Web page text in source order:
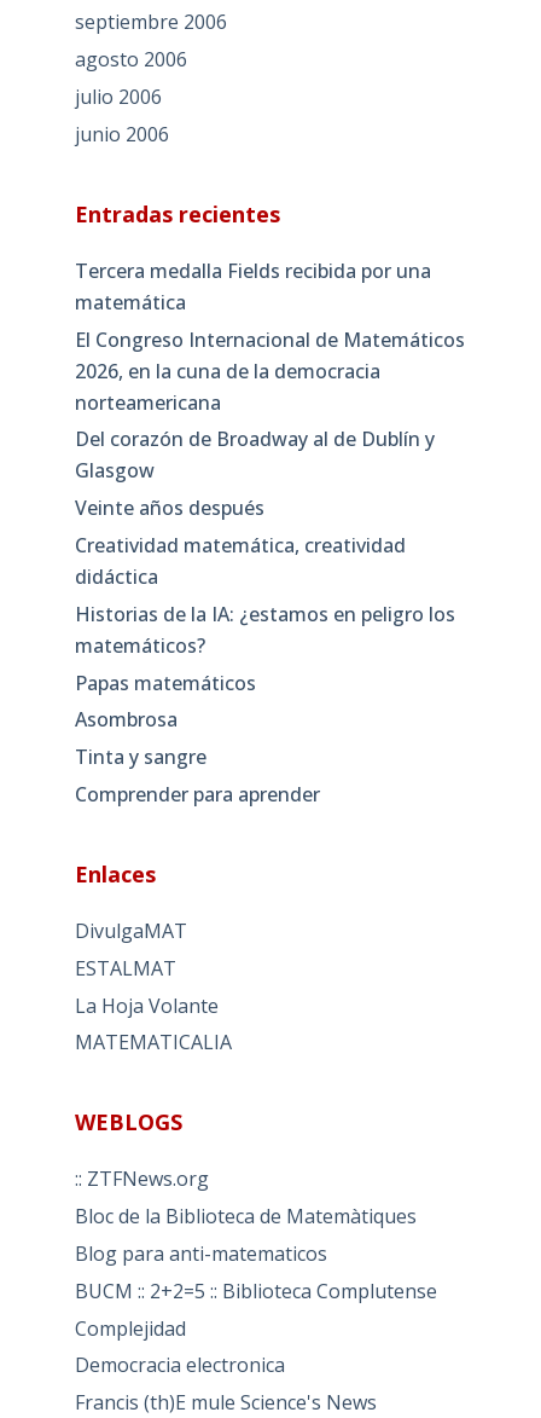
septiembre 2006
agosto 2006
julio 2006
junio 2006
Entradas recientes
Tercera medalla Fields recibida por una
matemática
El Congreso Internacional de Matemáticos
2026, en la cuna de la democracia
norteamericana
Del corazón de Broadway al de Dublín y
Glasgow
Veinte años después
Creatividad matemática, creatividad
didáctica
Historias de la IA: ¿estamos en peligro los
matemáticos?
Papas matemáticos
Asombrosa
Tinta y sangre
Comprender para aprender
Enlaces
DivulgaMAT
ESTALMAT
La Hoja Volante
MATEMATICALIA
WEBLOGS
:: ZTFNews.org
Bloc de la Biblioteca de Matemàtiques
Blog para anti-matematicos
BUCM :: 2+2=5 :: Biblioteca Complutense
Complejidad
Democracia electronica
Francis (th)E mule Science's News